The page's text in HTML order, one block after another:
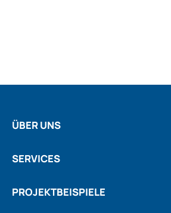
ÜBER UNS
SERVICES
PROJEKTBEISPIELE